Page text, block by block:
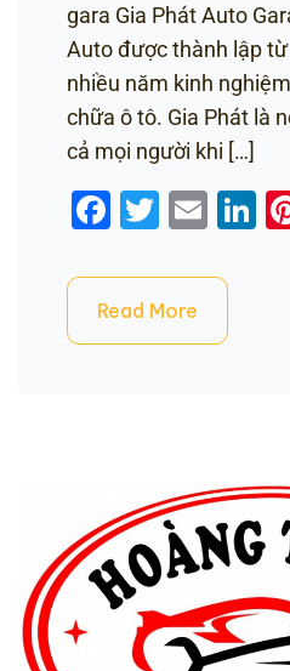
gara Gia Phát Auto
Auto được thành lập
nhiều năm kinh
chữa ô tô. Gia Phát là
cả mọi người khi […]
Read More